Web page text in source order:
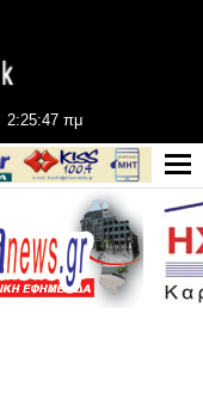
2:25:48 πμ